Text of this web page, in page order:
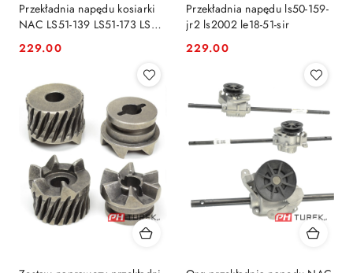
Przekładnia napędu kosiarki
NAC LS51-139 LS51-173 LS46-
139
Cena:
229.00
Przekładnia napędu ls50-159-
jr2 ls2002 le18-51-sir
Cena:
229.00